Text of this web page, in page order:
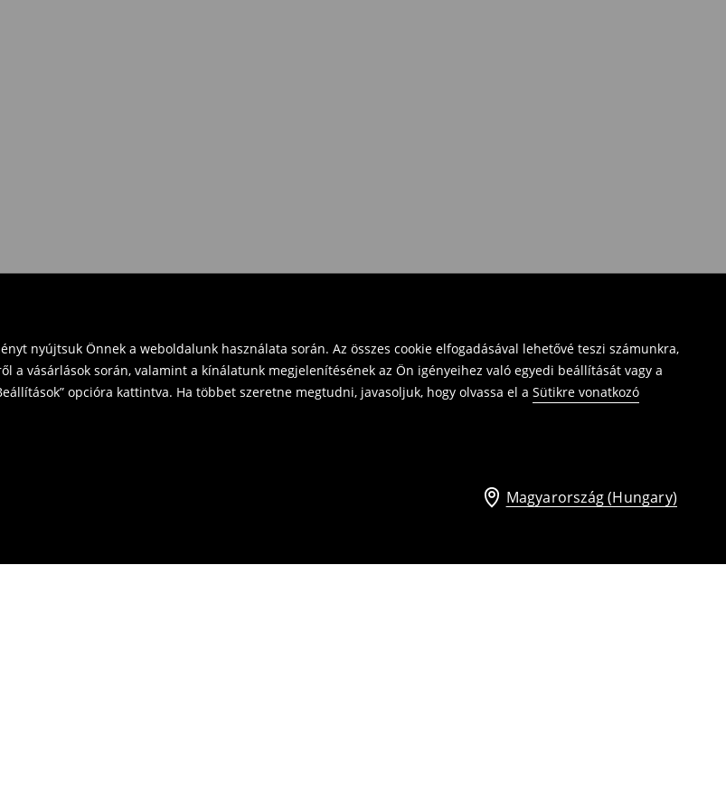
nyújtsuk Önnek a weboldalunk használata során. Az összes cookie elfogadásával lehetővé teszi számunkra,
a vásárlások során, valamint a kínálatunk megjelenítésének az Ön igényeihez való egyedi beállítását vagy a
opcióra kattintva. Ha többet szeretne megtudni, javasoljuk, hogy olvassa el a Sütikre vonatkozó
Magyarország (Hungary)
Kérjük,